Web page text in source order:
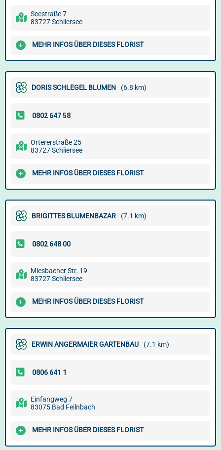
Seestraße 7
83727 Schliersee
MEHR INFOS ÜBER DIESES FLORIST
DORIS SCHLEGEL BLUMEN (6.8 km)
Ortererstraße 25
83727 Schliersee
MEHR INFOS ÜBER DIESES FLORIST
BRIGITTES BLUMENBAZAR (7.1 km)
Miesbacher Str. 19
83727 Schliersee
MEHR INFOS ÜBER DIESES FLORIST
ERWIN ANGERMAIER GARTENBAU (7.1 km)
Einfangweg 7
83075 Bad Feilnbach
MEHR INFOS ÜBER DIESES FLORIST